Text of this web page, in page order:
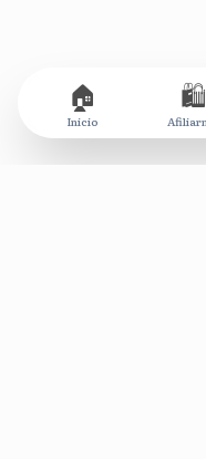
🏠
Inicio
🛍️